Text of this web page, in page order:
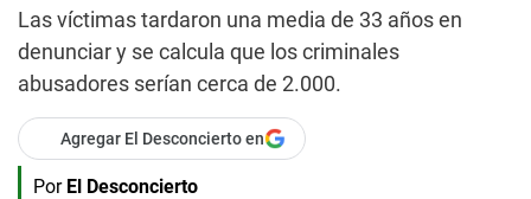
Las víctimas tardaron una media de 33 años en
denunciar y se calcula que los criminales
abusadores serían cerca de 2.000.
Agregar El Desconcierto en
Por El Desconcierto